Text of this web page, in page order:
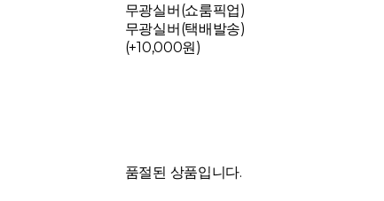
무광실버(쇼룸픽업)
무광실버(택배발송)
(+10,000원)
품절된 상품입니다.